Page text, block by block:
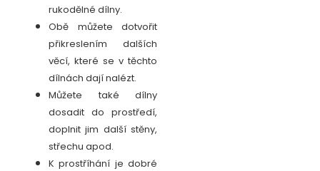
rukodělné dílny.
Obě můžete dotvořit
přikreslením dalších
věcí, které se v těchto
dílnách dají nalézt.
Můžete také dílny
dosadit do prostředí,
doplnit jim další stěny,
střechu apod.
K prostříhání je dobré